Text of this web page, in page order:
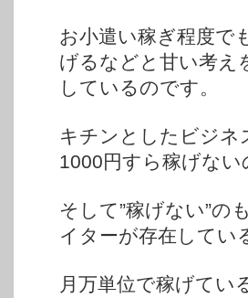
お小遣い稼ぎ程度で
げるなどと甘い考え
しているのです。
キチンとしたビジネ
1000円すら稼げな
そして”稼げない”の
イターが存在してい
月万単位で稼げてい